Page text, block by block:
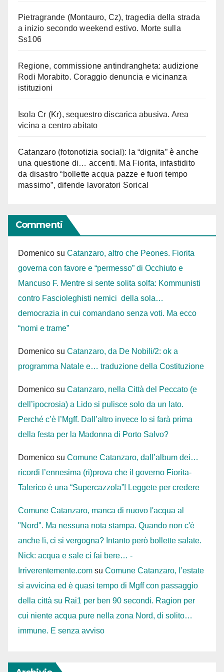
Pietragrande (Montauro, Cz), tragedia della strada
a inizio secondo weekend estivo. Morte sulla
Ss106
Regione, commissione antindrangheta: audizione
Rodi Morabito. Coraggio denuncia e vicinanza
istituzioni
Isola Cr (Kr), sequestro discarica abusiva. Area
vicina a centro abitato
Catanzaro (fotonotizia social): la “dignita” è anche
una questione di… accenti. Ma Fiorita, infastidito
da disastro “bollette acqua pazze e fuori tempo
massimo”, difende lavoratori Sorical
Commenti
Domenico su Catanzaro, altro che Peones. Fiorita
governa con favore e “permesso” di Occhiuto e
Mancuso F. Mentre si sente solita solfa: Kommunisti
contro Fascioleghisti nemici della sola…
democrazia in cui comandano senza voti. Ma ecco
“nomi e trame”
Domenico su Catanzaro, da De Nobili/2: ok a
programma Natale e… traduzione della Costituzione
Domenico su Catanzaro, nella Città del Peccato (e
dell’ipocrosia) a Lido si pulisce solo da un lato.
Perché c’è l’Mgff. Dall’altro invece lo si farà prima
della festa per la Madonna di Porto Salvo?
Domenico su Comune Catanzaro, dall’album dei…
ricordi l’ennesima (ri)prova che il governo Fiorita-
Talerico è una “Supercazzola”! Leggete per credere
Comune Catanzaro, manca di nuovo l'acqua al
"Nord". Ma nessuna nota stampa. Quando non c'è
anche lì, ci si vergogna? Intanto però bollette salate.
Nick: acqua e sale ci fai bere… -
Irriverentemente.com su Comune Catanzaro, l’estate
si avvicina ed è quasi tempo di Mgff con passaggio
della città su Rai1 per ben 90 secondi. Ragion per
cui niente acqua pure nella zona Nord, di solito…
immune. E senza avviso